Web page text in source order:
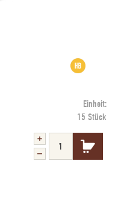
Einheit:
15 Stück